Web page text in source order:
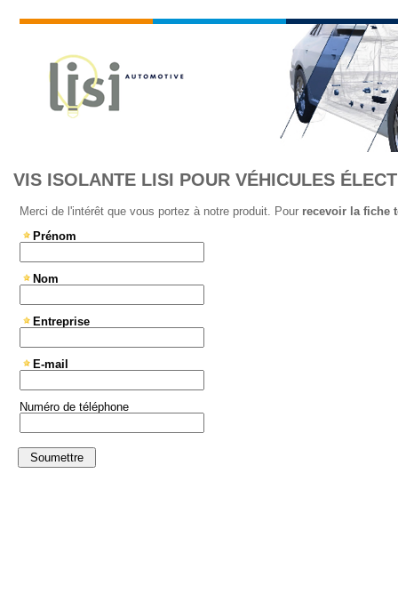
VIS ISOLANTE LISI POUR VÉHICULES
Merci de l'intérêt que vous portez à notre produit. Pourrecevoir la fiche
Prénom
Nom
Entreprise
E-mail
Numéro de téléphone